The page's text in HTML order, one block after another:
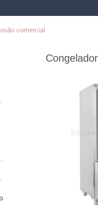
comercial
do gelo